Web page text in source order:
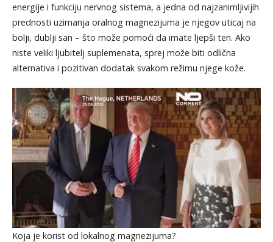
energije i funkciju nervnog sistema, a jedna od najzanimljivijih
prednosti uzimanja oralnog magnezijuma je njegov uticaj na
bolji, dublji san – što može pomoći da imate ljepši ten. Ako
niste veliki ljubitelj suplemenata, sprej može biti odlična
alternativa i pozitivan dodatak svakom režimu njege kože.
Koja je korist od lokalnog magnezijuma?